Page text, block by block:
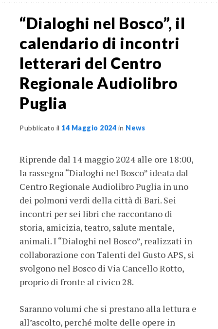
“Dialoghi nel Bosco”, il
calendario di incontri
letterari del Centro
Regionale Audiolibro
Puglia
Pubblicato il 14 Maggio 2024 in News
Riprende dal 14 maggio 2024 alle ore 18:00,
la rassegna “Dialoghi nel Bosco” ideata dal
Centro Regionale Audiolibro Puglia in uno
dei polmoni verdi della città di Bari. Sei
incontri per sei libri che raccontano di
storia, amicizia, teatro, salute mentale,
animali. I “Dialoghi nel Bosco”, realizzati in
collaborazione con Talenti del Gusto APS, si
svolgono nel Bosco di Via Cancello Rotto,
proprio di fronte al civico 28.
Saranno volumi che si prestano alla lettura e
all’ascolto, perché molte delle opere in